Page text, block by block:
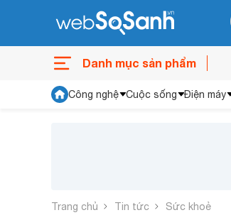
Danh mục sản phẩm
Công nghệ Cuộc sống Điện máy
Trang chủ Tin tức Sức khoẻ